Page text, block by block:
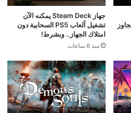
جهاز Steam Deck يمكنه الآن
تشغيل ألعاب PS5 السحابية دون
امتلاك الجهاز.. وبشرط!
منذ 6 ساعات